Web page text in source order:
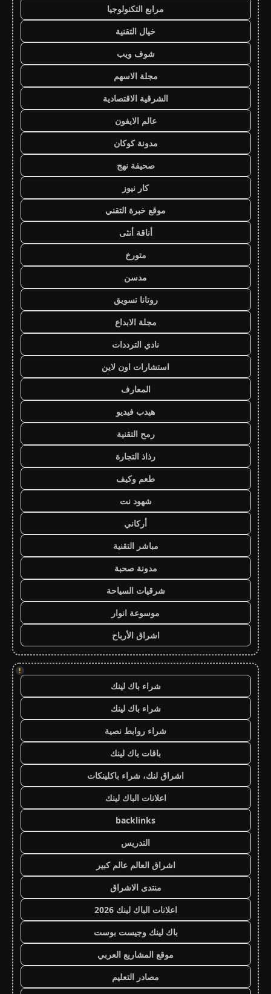
مرابع التكنولوجيا
خيال التقنية
شوف ويب
مجلة الاسهم
الشرقية الاقتصادية
عالم الايفون
مدونة كوكان
صحيفة نهج
كار نيوز
موقع خبرة التقني
أناقة أنثى
متورخ
مدسن
روتانا تسويق
مجلة الابداع
نادي الترددات
استشارات اون لاين
المعارف
هيدب فيديو
رمح التقنية
رذاذ التجارة
طعم وكيف
شهود نت
أركاني
مباشر التقنية
مدونة صحبة
شرقيات السياحة
موسوعة انوار
اشراق الأرباح
!
شراء باك لينك
شراء باك لينك
شراء روابط نصية
باقات باك لينك
اشراق لنك، شراء باكلينكات
اعلانات الباك لينك
backlinks
التدريس
اشراق العالم عالم كبير
منتدى الاشراق
اعلانات الباك لينك 2026
باك لينك وجيست بوست
موقع المشاريع العربي
مصادر التعليم